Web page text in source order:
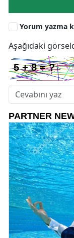
Yorum yazma
Aşağıdaki